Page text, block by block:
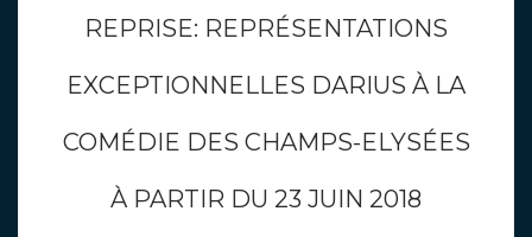
REPRISE: REPRÉSENTATIONS
EXCEPTIONNELLES DARIUS À LA
COMÉDIE DES CHAMPS-ELYSÉES
À PARTIR DU 23 JUIN 2018